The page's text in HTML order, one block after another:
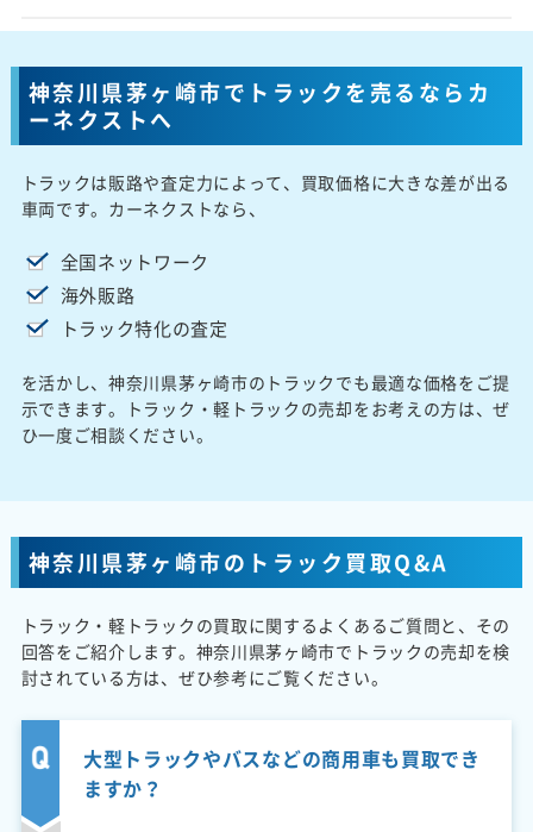
神奈川県茅ヶ崎市でトラックを売るならカ
ーネクストへ
トラックは販路や査定力によって、買取価格に大きな差が出る
車両です。カーネクストなら、
全国ネットワーク
海外販路
トラック特化の査定
を活かし、神奈川県茅ヶ崎市のトラックでも最適な価格をご提
示できます。トラック・軽トラックの売却をお考えの方は、ぜ
ひ一度ご相談ください。
神奈川県茅ヶ崎市のトラック買取Q&A
トラック・軽トラックの買取に関するよくあるご質問と、その
回答をご紹介します。神奈川県茅ヶ崎市でトラックの売却を検
討されている方は、ぜひ参考にご覧ください。
大型トラックやバスなどの商用車も買取でき
ますか？